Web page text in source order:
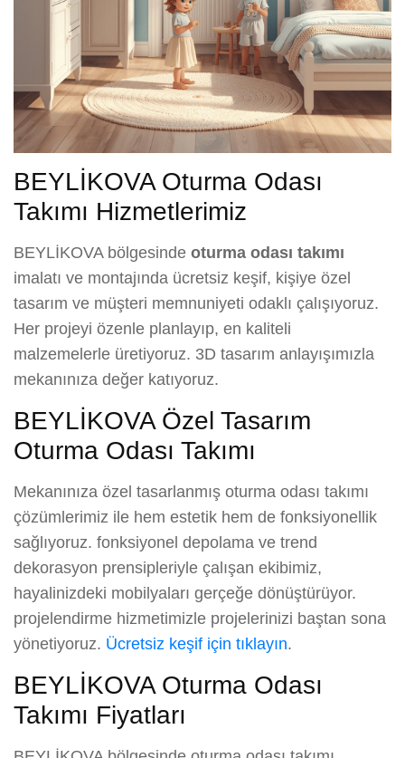
BEYLİKOVA Oturma Odası
Takımı Hizmetlerimiz
BEYLİKOVA bölgesinde oturma odası takımı
imalatı ve montajında ücretsiz keşif, kişiye özel
tasarım ve müşteri memnuniyeti odaklı çalışıyoruz.
Her projeyi özenle planlayıp, en kaliteli
malzemelerle üretiyoruz. 3D tasarım anlayışımızla
mekanınıza değer katıyoruz.
BEYLİKOVA Özel Tasarım
Oturma Odası Takımı
Mekanınıza özel tasarlanmış oturma odası takımı
çözümlerimiz ile hem estetik hem de fonksiyonellik
sağlıyoruz. fonksiyonel depolama ve trend
dekorasyon prensipleriyle çalışan ekibimiz,
hayalinizdeki mobilyaları gerçeğe dönüştürüyor.
projelendirme hizmetimizle projelerinizi baştan sona
yönetiyoruz. Ücretsiz keşif için tıklayın.
BEYLİKOVA Oturma Odası
Takımı Fiyatları